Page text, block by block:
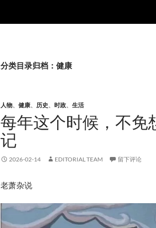
分类目录归档：健康
人物、 健康、 历史、 时政、 生活
每年这个时候，不免
记
2026-02-14 EDITORIAL TEAM 留下评论
老萧杂说